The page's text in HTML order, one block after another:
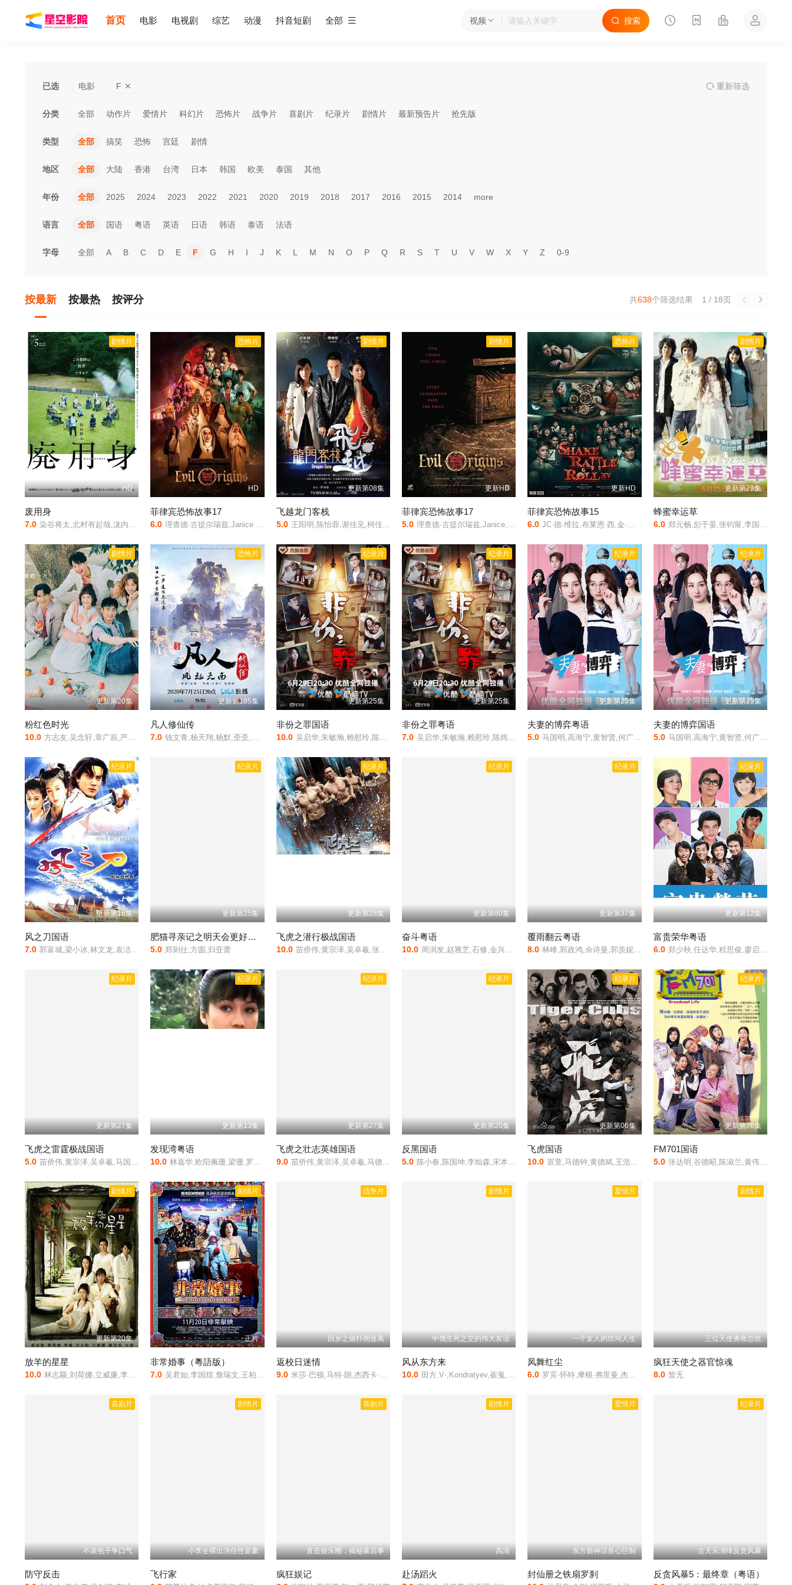
视频 搜索
首页 电影 电视剧 综艺 动漫 抖音短剧 全部
已选 电影 F 重新筛选
分类 全部 动作片 爱情片 科幻片 恐怖片 战争片 喜剧片 纪录片 剧情片 最新预告片 抢先版
类型 全部 搞笑 恐怖 宫廷 剧情
地区 全部 大陆 香港 台湾 日本 韩国 欧美 泰国 其他
年份 全部 2025 2024 2023 2022 2021 2020 2019 2018 2017 2016 2015 2014 more
语言 全部 国语 粤语 英语 日语 韩语 泰语 法语
字母 全部 A B C D E F G H I J K L M N O P Q R S T U V W X Y Z 0-9
按最新 按最热 按评分 1 / 18页
共638个筛选结果
剧情片
HD
废用身
7.0 染谷将太,北村有起哉,泷内公美
恐怖片
HD
菲律宾恐怖故事17
6.0 理查德·古提尔瑞兹,Janice de Belen,伊万娜·阿拉维,卡拉·阿贝拉娜,Manilyn Reynes,罗伊莎·安达里奥,弗朗辛·迪亚兹,赛斯·费丁,Fyang Smith,JM Ibarra,Dustin Yu,伊萨贝尔·奥尔特加,Ashley Ortega,阿拉·米娜,Arlene Muhlach,卡琳娜·包蒂斯塔,Matt Lozano,Althea Ablan,伊莱贾·阿莱霍,M
剧情片
更新第08集
飞越龙门客栈
5.0 王阳明,陈怡蓉,谢佳见,柯佳嬿,关诗敏,余晋,朱陆豪,汤志伟,日比野玲,鲍正芳,童毅军,黄泰安,胡世恩,许元康,邹守宏,那维勋,郭耀仁,卢以恩,王道,杨少文,刘承恩
剧情片
更新HD
菲律宾恐怖故事17
5.0 理查德·古提尔瑞兹,Janice,de,Belen
恐怖片
更新HD
菲律宾恐怖故事15
6.0 JC·德·维拉,布莱恩·西,金·阿蒂恩萨
剧情片
更新第23集
蜂蜜幸运草
6.0 郑元畅,彭于晏,张钧甯,李国毅,伊藤千晃
剧情片
更新第20集
粉红色时光
10.0 方志友,吴念轩,章广辰,严正岚,陈彦允,徐钧浩
恐怖片
更新第185集
凡人修仙传
7.0 钱文青,杨天翔,杨默,歪歪,谷江山,乔诗语,佟心竹
纪录片
更新第25集
非份之罪国语
10.0 吴启华,朱敏瀚,赖慰玲,陈炜,吴伟豪,单立文,阮浩棕,刘佩玥,徐荣,何沛珈,贝安琪,戴祖仪,游嘉欣,江嘉敏,韦家雄,郑子诚,卢宛茵,李家鼎,谭凯琪,邓智坚,江欣燕,黎燕珊,罗冠兰,苏韵姿,吴沚默,叶靖仪,唐嘉麟,张翼东,胡敏芝,区霭玲,方绍聪,梁证嘉,陈嘉俊,关枫馨,彭翔翎,梁皓楷,李启杰,鬼塚,蔡志恩,罗皓谊,陈俊坚,吴天佑,施焯日,
纪录片
更新第25集
非份之罪粤语
7.0 吴启华,朱敏瀚,赖慰玲,陈炜,吴伟豪,单立文,阮浩棕,刘佩玥,徐荣,何沛珈,贝安琪,戴祖仪,游嘉欣,江嘉敏,韦家雄,郑子诚,卢宛茵,李家鼎,谭凯琪,邓智坚,江欣燕,黎燕珊,罗冠兰,苏韵姿,吴沚默,叶靖仪,唐嘉麟,张翼东,胡敏芝,区霭玲,方绍聪,梁证嘉,陈嘉俊,关枫馨,彭翔翎,梁皓楷,李启杰,鬼塚,蔡志恩,罗皓谊,陈俊坚,吴天佑,施焯日,
纪录片
更新第25集
夫妻的博弈粤语
5.0 马国明,高海宁,黄智贤,何广沛,张颕康,陈晓华,游嘉欣,郭柏妍,邓智坚
纪录片
更新第25集
夫妻的博弈国语
5.0 马国明,高海宁,黄智贤,何广沛,张颕康,陈晓华,游嘉欣,郭柏妍,邓智坚
纪录片
更新第18集
风之刀国语
7.0 郭富城,梁小冰,林文龙,袁洁莹,蔡少芬,梁家仁,刘江,姚正箐
纪录片
更新第25集
肥猫寻亲记之明天会更好国语
5.0 郑则仕,方圆,归亚蕾
纪录片
更新第28集
飞虎之潜行极战国语
10.0 苗侨伟,黄宗泽,吴卓羲,张兆辉,王敏德,吴岱融,王敏奕,梁竞徽,黄子恒,陈山聪,伍咏薇,龚慈恩,刘美娟,黄智雯,陈凯琳,高海宁,郑雪儿,何珮瑜,吴思佳
纪录片
更新第80集
奋斗粤语
10.0 周润发,赵雅芝,石修,金兴贤,曾庆瑜,郭锋,南红,李香琴,冯淬帆
纪录片
更新第37集
覆雨翻云粤语
8.0 林峰,郭政鸿,佘诗曼,郭羡妮,姜大卫,黄宗泽
纪录片
更新第12集
富贵荣华粤语
6.0 郑少秋,任达华,程思俊,廖启智,陈秀珠,叶德娴,梁珊,刘雅丽
纪录片
更新第27集
飞虎之雷霆极战国语
5.0 苗侨伟,黄宗泽,吴卓羲,马国明,蒙嘉慧,余香凝,李·佩斯,苟芸慧,张曦雯,陈山聪,吴启华,蔡洁,姜大卫,刘佩玥,汪明荃,梁竞徽,周志文,王敏德,吴沚默,杨玉梅,王卓淇,李思雅,李豪,麦长青,彭纪谚,陳戩浩,梁百川,陈诺忠,蔡苑庭,林嘉华,陈秀珠,黄庭锋,潘志文,郑子诚,谭凯琪,易宇航,杨证桦,吴瑞庭,何浩文,杨靖彤,吴业坤,黎燕珊,王俊棠,黄柏文
纪录片
更新第13集
发现湾粤语
10.0 林嘉华,欧阳佩珊,梁珊,罗兰,陈齐颂
纪录片
更新第27集
飞虎之壮志英雄国语
9.0 苗侨伟,黄宗泽,吴卓羲,马德钟,张兆辉,陈豪,郭晋安,王敏德,梁竞徽,萧正楠,陈滢
纪录片
更新第20集
反黑国语
5.0 陈小春,陈国坤,李灿森,宋本中,陈惠敏,吴志雄,吴孟达,王合喜,彭敬慈,陈嘉桓,柯有伦,张建声,吴岱融,周群达,陈保元,何华超,姜文杰,李天翔,李忠希,黄伊汶,郑希怡,陈米麒,汤怡,郭奕芯,陈欣健,黄柏文,吴家丽,吴毅将,卢惠光,骏雄,黄树棠
纪录片
更新第06集
飞虎国语
10.0 宣萱,马德钟,黄德斌,王浩信,梁竞徽,袁伟豪,翟锋,邓健泓,白彪,卢宛茵,曾伟权,罗子溢,黄智雯,马国明,唐诗咏,林嘉华,贾晓晨,苟芸慧,陈自瑶
纪录片
更新第76集
FM701国语
5.0 张达明,谷德昭,陈淑兰,黄伟文,于洋,汤盈盈,杨怡,小雪
剧情片
更新第20集
放羊的星星
10.0 林志颖,刘荷娜,立威廉,李威,洪小铃
剧情片
正片
非常婚事（粵語版）
7.0 吴君如,李国煌,詹瑞文,王柏杰,肯士·菲茨杰拉德,Keane,Chan,陈建彬,程旭辉
战争片
回乡之旅扑朔迷离
返校日迷情
9.0 米莎·巴顿,马特·朗,杰西卡·斯特普,迈克尔·兰德斯,尼克·帕斯奎尔
剧情片
中俄生死之交的伟大友谊
风从东方来
10.0 田方,V·,Kondratyev,崔嵬,伊万·德米特里耶夫
爱情片
一个女人的坎坷人生
凤舞红尘
6.0 罗宾·怀特,摩根·弗里曼,杰里米·布雷特
剧情片
三位天使勇救总统
疯狂天使之器官惊魂
8.0 暂无
喜剧片
不蒸包子争口气
防守反击
剧情片
小李全裸出演任性富豪
飞行家
喜剧片
直击娱乐圈，揭秘幕后事
疯狂娱记
剧情片
高清
赴汤蹈火
爱情片
东方新神话良心巨制
封仙册之铁扇罗刹
纪录片
古天乐演绎反贪风暴
反贪风暴5：最终章（粤语）